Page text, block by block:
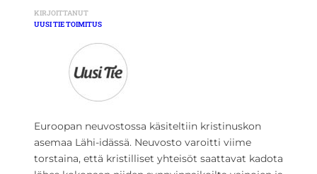
KIRJOITTANUT
UUSI TIE TOIMITUS
Euroopan neuvostossa käsiteltiin kristinuskon
asemaa Lähi-idässä. Neuvosto varoitti viime
torstaina, että kristilliset yhteisöt saattavat kadota